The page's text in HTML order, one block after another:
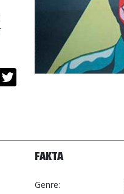
FAKTA
Genre